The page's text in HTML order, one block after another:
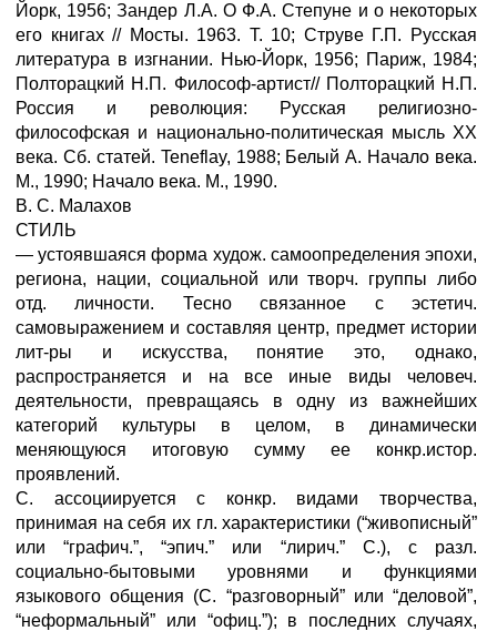
Йорк, 1956; Зандер Л.А. О Ф.А. Степуне и о некоторых
его книгах // Мосты. 1963. Т. 10; Струве Г.П. Русская
литература в изгнании. Нью-Йорк, 1956; Париж, 1984;
Полторацкий Н.П. Философ-артист// Полторацкий Н.П.
Россия и революция: Русская религиозно-
философская и национально-политическая мысль XX
века. Сб. статей. Teneflay, 1988; Белый А. Начало века.
М., 1990; Начало века. М., 1990.
В. С. Малахов
СТИЛЬ
— устоявшаяся форма худож. самоопределения эпохи,
региона, нации, социальной или творч. группы либо
отд. личности. Тесно связанное с эстетич.
самовыражением и составляя центр, предмет истории
лит-ры и искусства, понятие это, однако,
распространяется и на все иные виды человеч.
деятельности, превращаясь в одну из важнейших
категорий культуры в целом, в динамически
меняющуюся итоговую сумму ее конкр.истор.
проявлений.
С. ассоциируется с конкр. видами творчества,
принимая на себя их гл. характеристики (“живописный”
или “графич.”, “эпич.” или “лирич.” С.), с разл.
социально-бытовыми уровнями и функциями
языкового общения (С. “разговорный” или “деловой”,
“неформальный” или “офиц.”); в последних случаях,